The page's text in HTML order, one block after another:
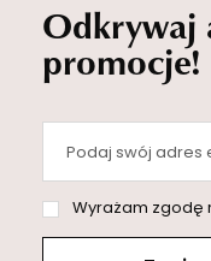
Odkrywaj
promocje!
Podaj swój adres
Wyrażam zgodę na przetwarzanie moich danych